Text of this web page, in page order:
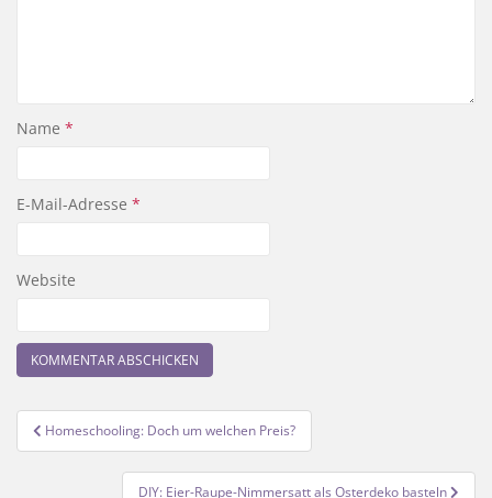
Name *
E-Mail-Adresse *
Website
Beitragsnavigation
Homeschooling: Doch um welchen Preis?
DIY: Eier-Raupe-Nimmersatt als Osterdeko basteln